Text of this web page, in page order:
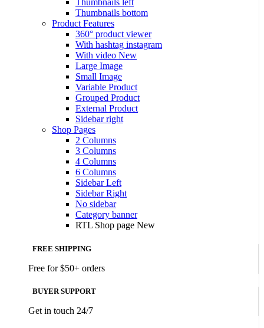
Thumbnails left
Thumbnails bottom
Product Features
360° product viewer
With hashtag instagram
With video New
Large Image
Small Image
Variable Product
Grouped Product
External Product
Sidebar right
Shop Pages
2 Columns
3 Columns
4 Columns
6 Columns
Sidebar Left
Sidebar Right
No sidebar
Category banner
RTL Shop page New
FREE SHIPPING
Free for $50+ orders
BUYER SUPPORT
Get in touch 24/7